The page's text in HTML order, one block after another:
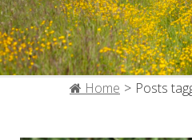
Home > Posts